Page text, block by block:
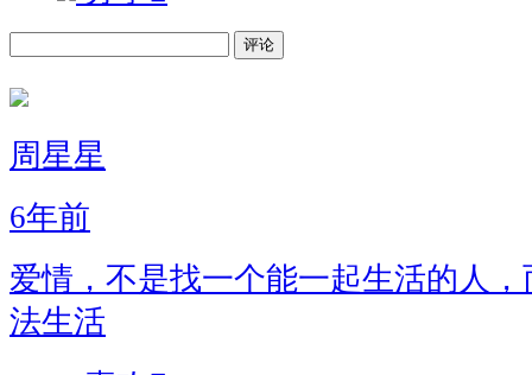
评论
周星星
6年前
爱情，不是找一个能一起生活的人
法生活